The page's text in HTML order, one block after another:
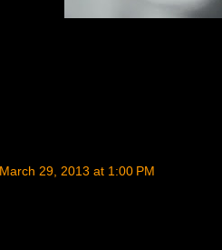
March 29, 2013 at 1:00 PM